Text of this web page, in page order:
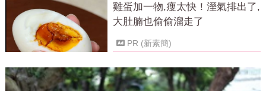
雞蛋加一物,瘦太快！溼氣排出了,
大肚腩也偷偷溜走了
PR (新素簡)